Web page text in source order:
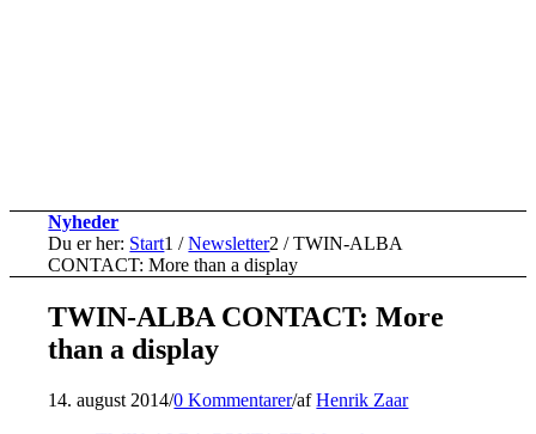
Nyheder
Du er her: Start1 / Newsletter2 / TWIN-ALBA
CONTACT: More than a display
TWIN-ALBA CONTACT: More
than a display
14. august 2014/0 Kommentarer/afHenrik Zaar